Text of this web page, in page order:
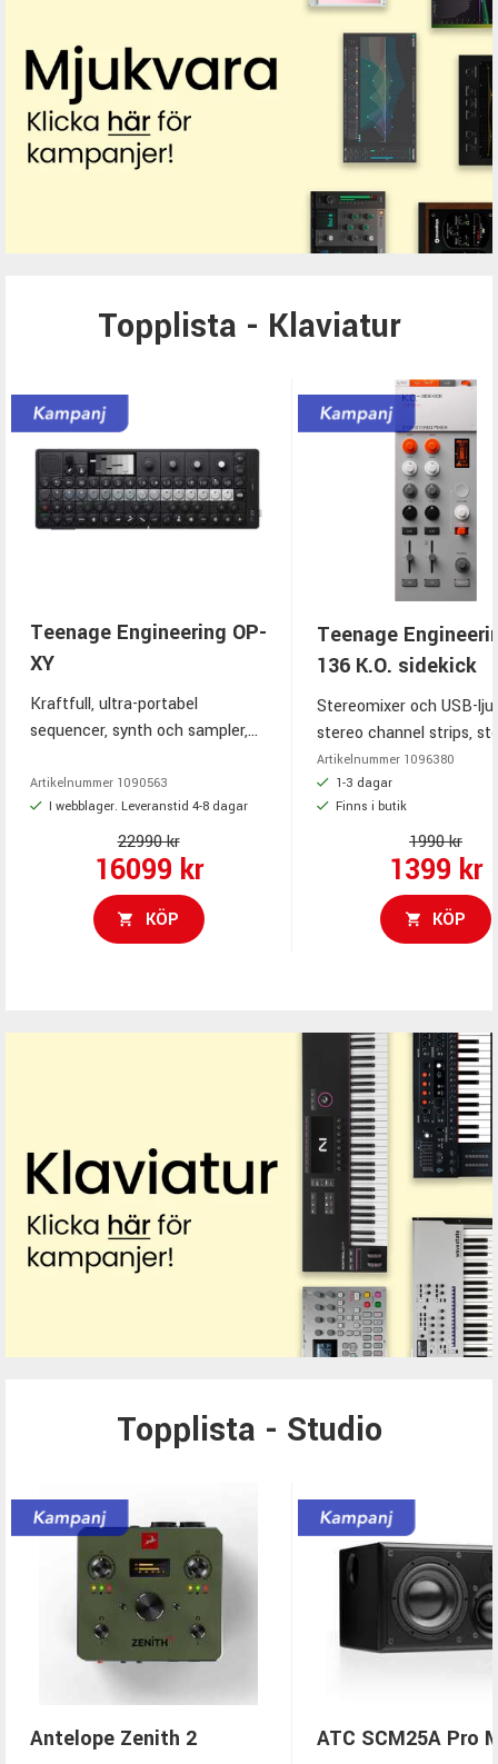
Topplista - Klaviatur
Teenage Engineering OP-
XY
Kraftfull, ultra-portabel
sequencer, synth och sampler,
synthmotorer, flera samplers, 24
punch-in FX™, Brain™, 24-
rösters, USB-C audio/MIDI,
Bluetooth LE MIDI, multi-out, 16
Artikelnummer 1090563
I webblager. Leveranstid 4-8 dagar
22990 kr
16099 kr
KÖP
Teenage
136 K.O. sidekick
Stereomixer och USB-
stereo channel strips,
aux, 4-kanals stereo
dual FX, cue out, main
kHz/24-bit, USB-C/AAA
Artikelnummer 1096380
1-3 dagar
Finns i butik
1990 kr
1399 kr
KÖP
Topplista - Studio
Antelope Zenith 2 ATC SCM25A Pro